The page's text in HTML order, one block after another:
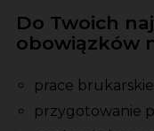
Do Twoich
obowiązków
prace brukarskie
przygotowanie